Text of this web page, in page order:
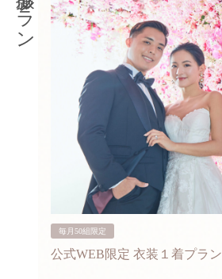
毎月50組限定
公式WEB限定 衣装１着プラン